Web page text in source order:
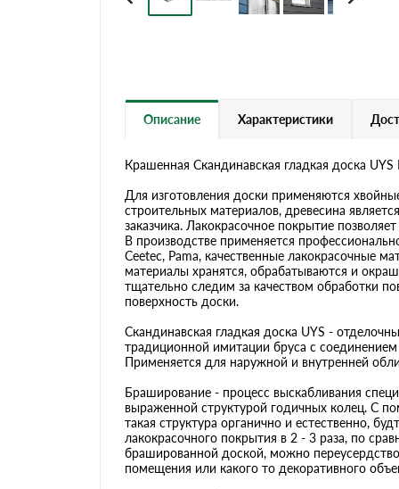
Описание Характеристики
Крашенная Скандинавская гладкая доска
Для изготовления доски применяются
строительных материалов, древесина
заказчика. Лакокрасочное покрытие
В производстве применяется
Сeeteс, Pama, качественные лакокрасочные
материалы хранятся, обрабатываются и
тщательно следим за качеством обработки
поверхность доски.
Скандинавская гладкая доска UYS -
традиционной имитации бруса с
Применяется для наружной и внутренней
Браширование - процесс выскабливания
выраженной структурой годичных колец. С
такая структура органично и естественно,
лакокрасочного покрытия в 2 - 3 раза, по
брашированной доской, можно
помещения или какого то декоративного